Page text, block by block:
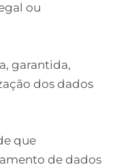
ou
garantida,
dos dados
que
de dados